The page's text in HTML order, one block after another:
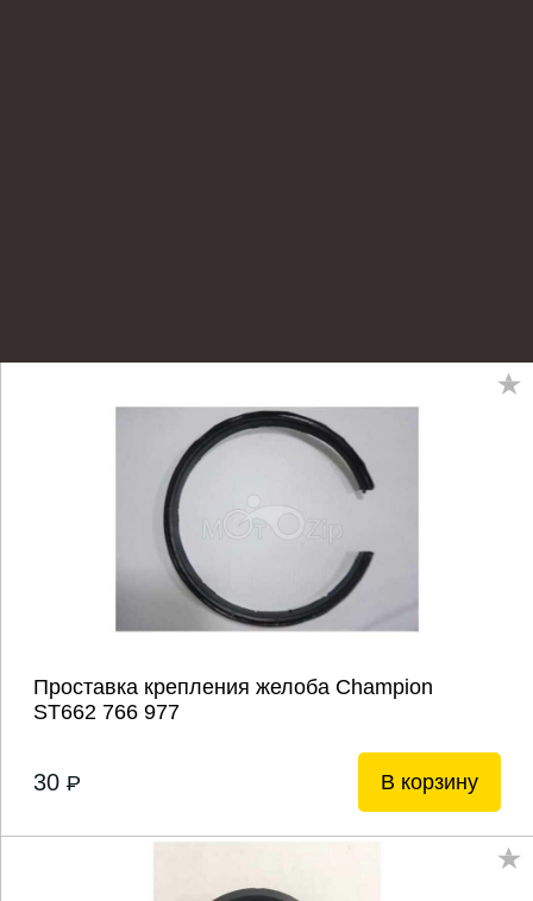
Проставка крепления желоба Champion
ST662 766 977
30 P В корзину